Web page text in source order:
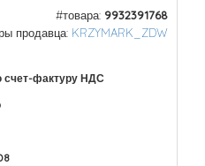
#товара: 9932391768
продавца: KRZYMARK_ZDW
фактуру НДС